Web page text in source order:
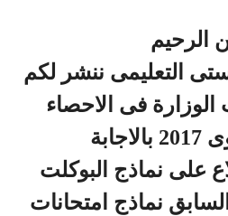
الرحيم
التعليمى ننشر لكم
الوزارة فى الاحصاء
للصف الثالث الثانوى 2017 بالاجابة
على نماذج البوكلت
نماذج امتحانات